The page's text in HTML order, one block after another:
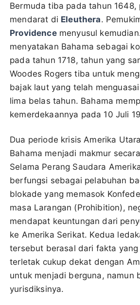
Bermuda tiba pada tahun 1648,
mendarat di Eleuthera.
Providencemenyusul
menyatakan Bahama sebagai
pada tahun 1718, tahun yang
Woodes Rogers tiba untuk
bajak laut yang telah menguasai
lima belas tahun. Bahama
kemerdekaannya pada 10 Juli
Dua periode krisis Amerika
Bahama menjadi makmur
Selama Perang Saudara
berfungsi sebagai pelabuhan
blokade yang memasok
masa Larangan (Prohibition),
mendapat keuntungan dari
ke Amerika Serikat. Kedua
tersebut berasal dari fakta yang
terletak cukup dekat dengan
untuk menjadi berguna, namun
yurisdiksinya.